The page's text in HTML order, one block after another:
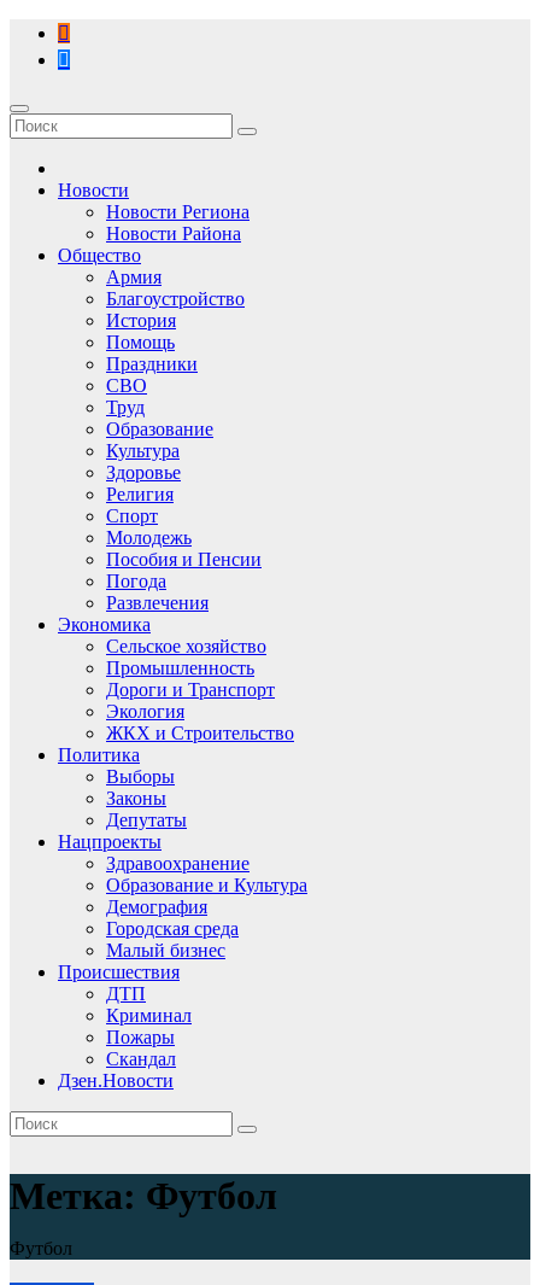
Перейти
содержимому
Новости
Новости Региона
Новости Района
Общество
Армия
Благоустройство
История
Помощь
Праздники
СВО
Труд
Образование
Культура
Здоровье
Религия
Спорт
Молодежь
Пособия и Пенсии
Погода
Развлечения
Экономика
Сельское хозяйство
Промышленность
Дороги и Транспорт
Экология
ЖКХ и Строительство
Политика
Выборы
Законы
Депутаты
Нацпроекты
Здравоохранение
Образование и Культура
Демография
Городская среда
Малый бизнес
Происшествия
ДТП
Криминал
Пожары
Скандал
Дзен.Новости
Метка: Футбол
Футбол